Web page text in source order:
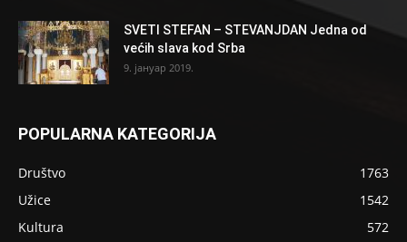
SVETI STEFAN – STEVANJDAN Jedna od
većih slava kod Srba
9. јануар 2019.
POPULARNA KATEGORIJA
Društvo
1763
Užice
1542
Kultura
572